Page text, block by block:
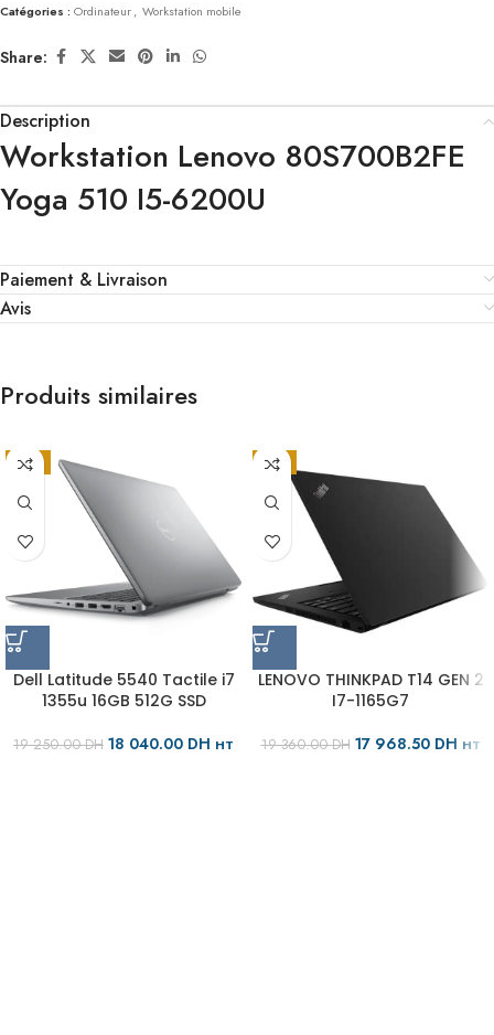
Catégories : Ordinateur, Workstation mobile
Share:
Description
Workstation Lenovo 80S700B2FE
Yoga 510 I5-6200U
Paiement & Livraison
Avis
Produits similaires
-6%
Dell Latitude 5540 Tactile i7
1355u 16GB 512G SSD
19 250.00DH 18 040.00 DH HT
-7%
LENOVO THINKPAD T14 GEN 2
I7-1165G7
19 360.00DH 17 968.50 DH HT